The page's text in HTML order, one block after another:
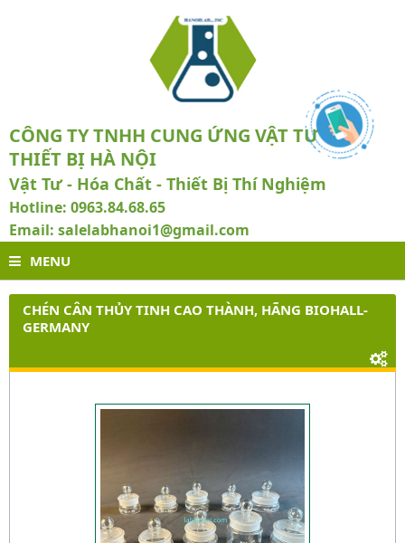
CÔNG TY TNHH CUNG ỨNG VẬT TƯ VÀ
THIẾT BỊ HÀ NỘI
Vật Tư - Hóa Chất - Thiết Bị Thí Nghiệm
Hotline: 0963.84.68.65
Email: salelabhanoi1@gmail.com
MENU
CHÉN CÂN THỦY TINH CAO THÀNH, HÃNG BIOHALL-
GERMANY